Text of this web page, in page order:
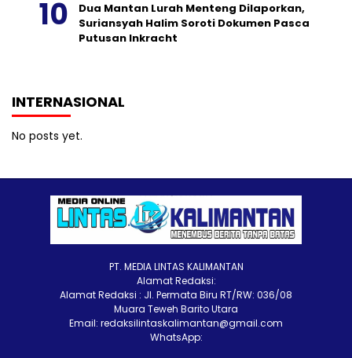
Dua Mantan Lurah Menteng Dilaporkan,
Suriansyah Halim Soroti Dokumen Pasca
Putusan Inkracht
INTERNASIONAL
No posts yet.
PT. MEDIA LINTAS KALIMANTAN
Alamat Redaksi:
Alamat Redaksi : Jl. Permata Biru RT/RW: 036/08
Muara Teweh Barito Utara
Email: redaksilintaskalimantan@gmail.com
WhatsApp: